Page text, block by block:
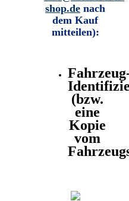
shop.de nach
dem Kauf
mitteilen):
(bzw.
eine
Kopie
vom